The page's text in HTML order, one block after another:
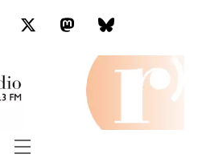
TwitterMastodonBluesky
Menu